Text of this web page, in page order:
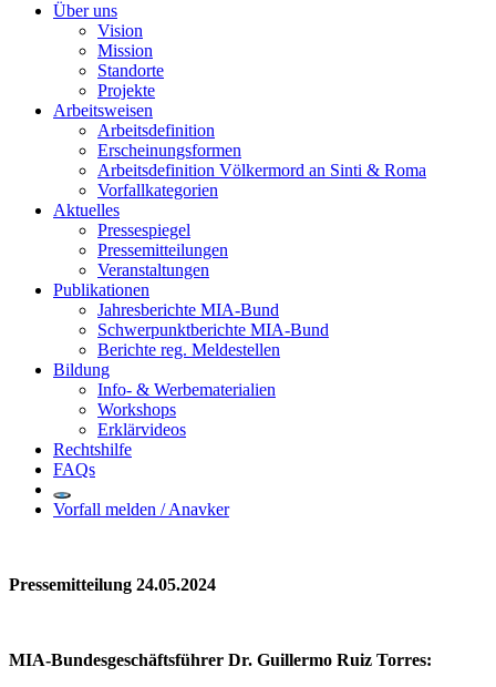
Über uns
Vision
Mission
Standorte
Projekte
Arbeitsweisen
Arbeitsdefinition
Erscheinungsformen
Arbeitsdefinition Völkermord an Sinti & Roma
Vorfallkategorien
Aktuelles
Pressespiegel
Pressemitteilungen
Veranstaltungen
Publikationen
Jahresberichte MIA-Bund
Schwerpunktberichte MIA-Bund
Berichte reg. Meldestellen
Bildung
Info- & Werbematerialien
Workshops
Erklärvideos
Rechtshilfe
FAQs
Vorfall melden / Anavker
Pressemitteilung 24.05.2024
MIA-Bundesgeschäftsführer Dr. Guillermo Ruiz Torres: